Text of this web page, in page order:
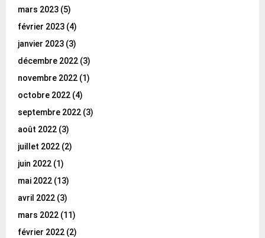
mars 2023 (5)
février 2023 (4)
janvier 2023 (3)
décembre 2022 (3)
novembre 2022 (1)
octobre 2022 (4)
septembre 2022 (3)
août 2022 (3)
juillet 2022 (2)
juin 2022 (1)
mai 2022 (13)
avril 2022 (3)
mars 2022 (11)
février 2022 (2)